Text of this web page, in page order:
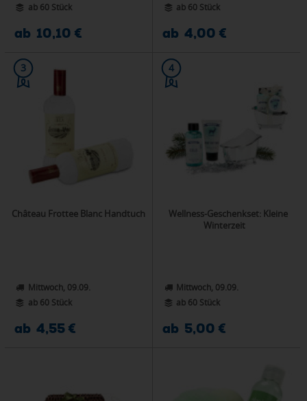
ab 60 Stück
ab 10,10 €
ab 60 Stück
ab 4,00 €
3
Château Frottee Blanc Handtuch
Mittwoch, 09.09.
ab 60 Stück
ab 4,55 €
4
Wellness-Geschenkset: Kleine
Winterzeit
Mittwoch, 09.09.
ab 60 Stück
ab 5,00 €